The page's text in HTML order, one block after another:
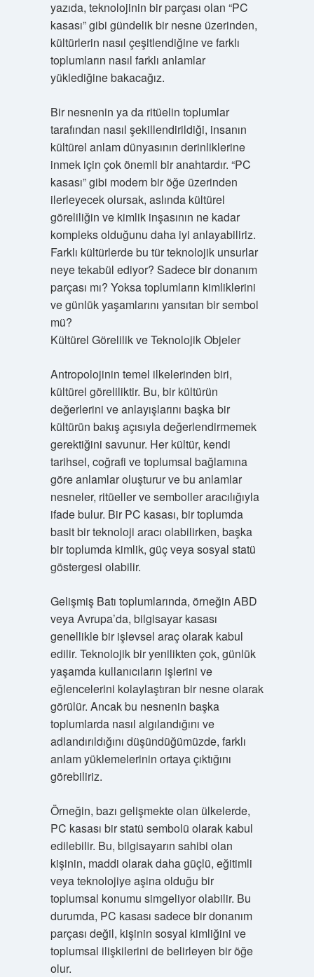
yazıda, teknolojinin bir parçası olan “PC
kasası” gibi gündelik bir nesne üzerinden,
kültürlerin nasıl çeşitlendiğine ve farklı
toplumların nasıl farklı anlamlar
yüklediğine bakacağız.
Bir nesnenin ya da ritüelin toplumlar
tarafından nasıl şekillendirildiği, insanın
kültürel anlam dünyasının derinliklerine
inmek için çok önemli bir anahtardır. “PC
kasası” gibi modern bir öğe üzerinden
ilerleyecek olursak, aslında kültürel
göreliliğin ve kimlik inşasının ne kadar
kompleks olduğunu daha iyi anlayabiliriz.
Farklı kültürlerde bu tür teknolojik unsurlar
neye tekabül ediyor? Sadece bir donanım
parçası mı? Yoksa toplumların kimliklerini
ve günlük yaşamlarını yansıtan bir sembol
mü?
Kültürel Görelilik ve Teknolojik Objeler
Antropolojinin temel ilkelerinden biri,
kültürel göreliliktir. Bu, bir kültürün
değerlerini ve anlayışlarını başka bir
kültürün bakış açısıyla değerlendirmemek
gerektiğini savunur. Her kültür, kendi
tarihsel, coğrafi ve toplumsal bağlamına
göre anlamlar oluşturur ve bu anlamlar
nesneler, ritüeller ve semboller aracılığıyla
ifade bulur. Bir PC kasası, bir toplumda
basit bir teknoloji aracı olabilirken, başka
bir toplumda kimlik, güç veya sosyal statü
göstergesi olabilir.
Gelişmiş Batı toplumlarında, örneğin ABD
veya Avrupa’da, bilgisayar kasası
genellikle bir işlevsel araç olarak kabul
edilir. Teknolojik bir yenilikten çok, günlük
yaşamda kullanıcıların işlerini ve
eğlencelerini kolaylaştıran bir nesne olarak
görülür. Ancak bu nesnenin başka
toplumlarda nasıl algılandığını ve
adlandırıldığını düşündüğümüzde, farklı
anlam yüklemelerinin ortaya çıktığını
görebiliriz.
Örneğin, bazı gelişmekte olan ülkelerde,
PC kasası bir statü sembolü olarak kabul
edilebilir. Bu, bilgisayarın sahibi olan
kişinin, maddi olarak daha güçlü, eğitimli
veya teknolojiye aşina olduğu bir
toplumsal konumu simgeliyor olabilir. Bu
durumda, PC kasası sadece bir donanım
parçası değil, kişinin sosyal kimliğini ve
toplumsal ilişkilerini de belirleyen bir öğe
olur.